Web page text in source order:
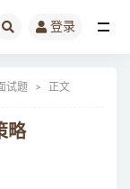
登录
试题 正文
略